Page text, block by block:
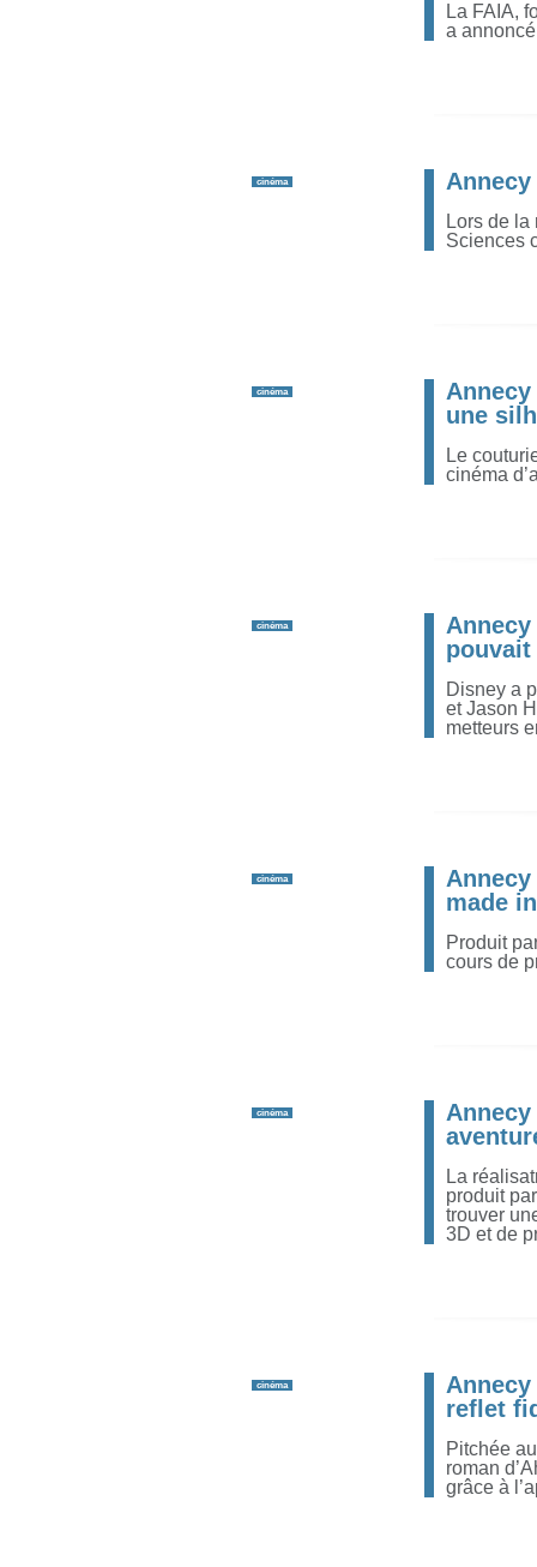
La FAIA,
a
cinéma
Lors de
Sciences
cinéma
une
Le
cinéma
cinéma
Disney a
et Jason
metteurs
cinéma
made
Produit
cours de
cinéma
La
produit
trouver
3D et de
cinéma
reflet
Pitchée
roman
grâce à